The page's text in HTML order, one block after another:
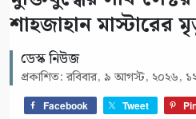
শাহজাহান মাস্টারের
ডেস্ক নিউজ
প্রকাশিত: রবিবার, ৯ আগস্ট, ২০২৬,
Facebook Tweet